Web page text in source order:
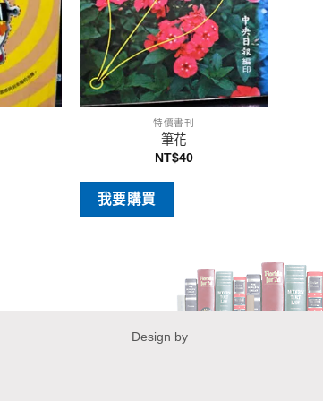
特價書刊
筆花
NT$40
我要購買
Design by